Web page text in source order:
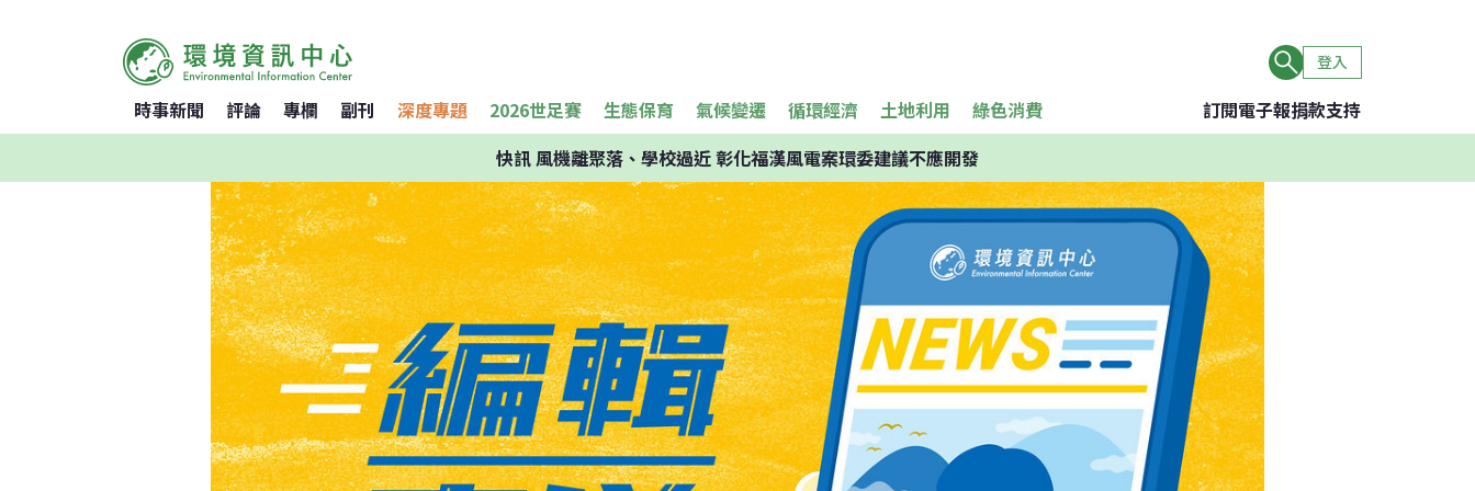
登入
時事新聞 評論 專欄 副刊 深度專題 2026世足賽 生態保育 氣候變遷 循環經濟 土地利用 綠色消費 訂閱電子報捐款支持
快訊風機離聚落、學校過近 彰化福漢風電案環委建議不應開發